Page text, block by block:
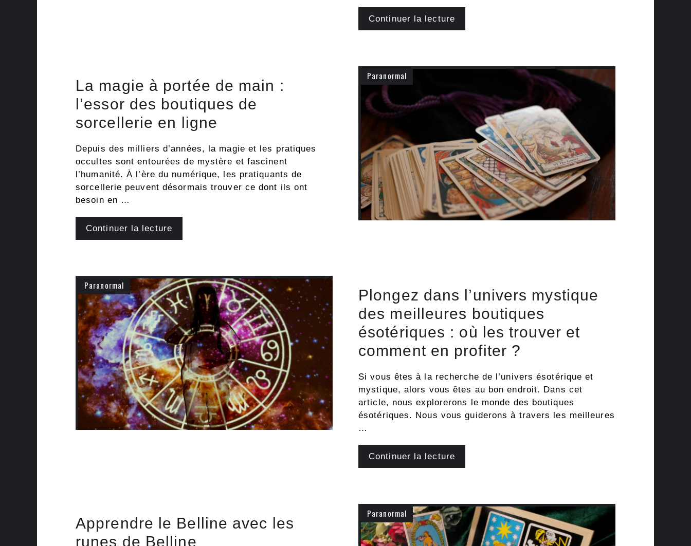
Continuer la lecture
Paranormal
La magie à portée de main :
l’essor des boutiques de
sorcellerie en ligne
Depuis des milliers d’années, la magie et les pratiques
occultes sont entourées de mystère et fascinent
l’humanité. À l’ère du numérique, les pratiquants de
sorcellerie peuvent désormais trouver ce dont ils ont
besoin en …
Continuer la lecture
Paranormal
Plongez dans l’univers mystique
des meilleures boutiques
ésotériques : où les trouver et
comment en profiter ?
Si vous êtes à la recherche de l’univers ésotérique et
mystique, alors vous êtes au bon endroit. Dans cet
article, nous explorerons le monde des boutiques
ésotériques. Nous vous guiderons à travers les meilleures
…
Continuer la lecture
Paranormal
Apprendre le Belline avec les
runes de Belline